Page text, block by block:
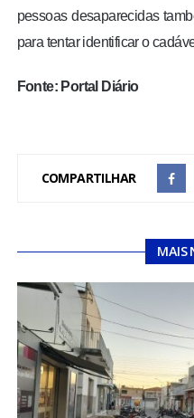
pessoas desaparecidas
para tentar identificar o
Fonte: Portal Diário
COMPARTILHAR
MAIS